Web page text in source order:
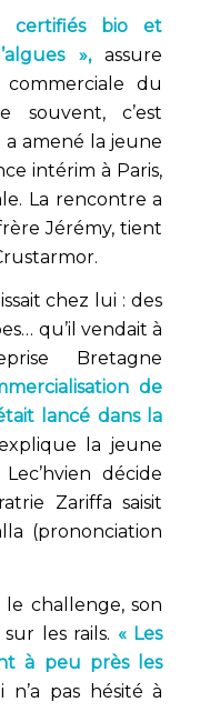
certifiés bio et
»,assure
commerciale du
souvent, c’est
a amené la jeune
intérim à Paris,
La rencontre a
Jérémy, tient
chez lui : des
qu’il vendait à
Bretagne
de
lancé dans la
la jeune
décide
Zariffa saisit
(prononciation
le challenge, son
les rails. « Les
à peu près les
pas hésité à